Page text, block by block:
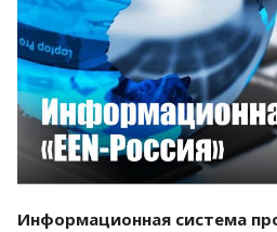
Смотреть
Информационная система